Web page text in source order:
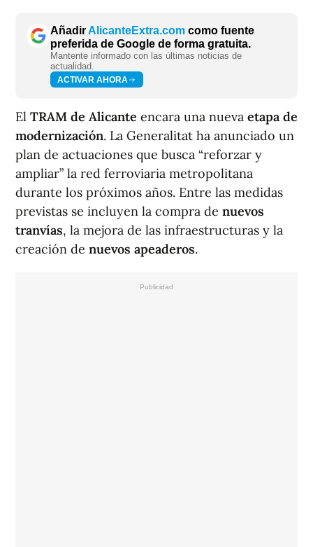
AñadirAlicanteExtra.com como fuente
preferida de Google de forma gratuita.
Mantente informado con las últimas noticias de
actualidad.
ACTIVAR AHORA
El TRAM de Alicante encara una nueva etapa de
modernización. La Generalitat ha anunciado un
plan de actuaciones que busca “reforzar y
ampliar” la red ferroviaria metropolitana
durante los próximos años. Entre las medidas
previstas se incluyen la compra de nuevos
tranvías, la mejora de las infraestructuras y la
creación de nuevos apeaderos.